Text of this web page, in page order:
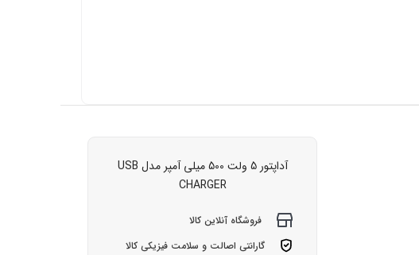
آداپتور 5 ولت 500 میلی آمپر مدل USB
CHARGER
فروشگاه آنلاین کالا
گارانتی اصالت و سلامت فیزیکی کالا